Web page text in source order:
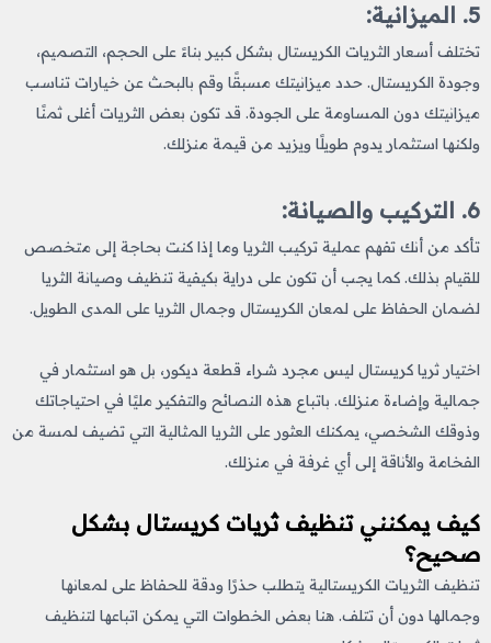
5. الميزانية:
تختلف أسعار الثريات الكريستال بشكل كبير بناءً على الحجم، التصميم،
وجودة الكريستال. حدد ميزانيتك مسبقًا وقم بالبحث عن خيارات تناسب
ميزانيتك دون المساومة على الجودة. قد تكون بعض الثريات أغلى ثمنًا
ولكنها استثمار يدوم طويلًا ويزيد من قيمة منزلك.
6. التركيب والصيانة:
تأكد من أنك تفهم عملية تركيب الثريا وما إذا كنت بحاجة إلى متخصص
للقيام بذلك. كما يجب أن تكون على دراية بكيفية تنظيف وصيانة الثريا
لضمان الحفاظ على لمعان الكريستال وجمال الثريا على المدى الطويل.
اختيار ثريا كريستال ليس مجرد شراء قطعة ديكور، بل هو استثمار في
جمالية وإضاءة منزلك. باتباع هذه النصائح والتفكير مليًا في احتياجاتك
وذوقك الشخصي، يمكنك العثور على الثريا المثالية التي تضيف لمسة من
الفخامة والأناقة إلى أي غرفة في منزلك.
كيف يمكنني تنظيف ثريات كريستال بشكل
صحيح؟
تنظيف الثريات الكريستالية يتطلب حذرًا ودقة للحفاظ على لمعانها
وجمالها دون أن تتلف. هنا بعض الخطوات التي يمكن اتباعها لتنظيف